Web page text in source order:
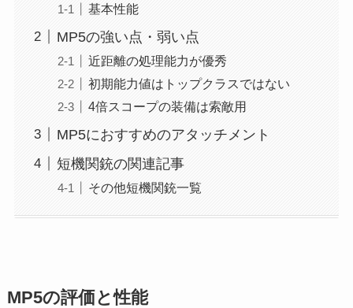
基本性能
MP5の強い点・弱い点
近距離の処理能力が優秀
初期能力値はトップクラスではない
4倍スコープの装備は索敵用
MP5におすすめのアタッチメント
短機関銃の関連記事
その他短機関銃一覧
MP5の評価と性能